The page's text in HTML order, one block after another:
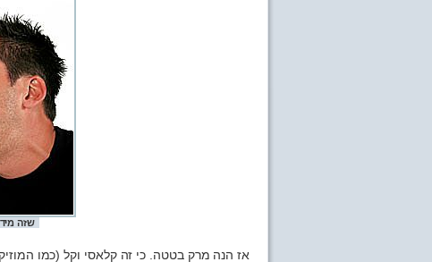
שזה
אז הנה מרק בטטה. כי זה קלאסי וקל (כמו